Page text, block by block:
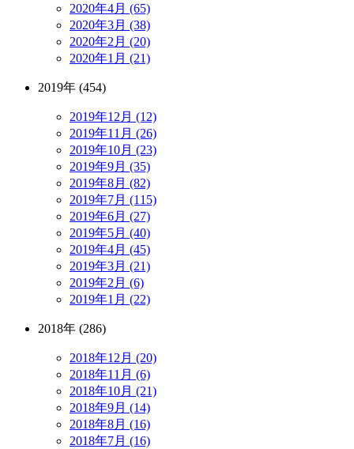
2020年4月 (65)
2020年3月 (38)
2020年2月 (20)
2020年1月 (21)
2019年 (454)
2019年12月 (12)
2019年11月 (26)
2019年10月 (23)
2019年9月 (35)
2019年8月 (82)
2019年7月 (115)
2019年6月 (27)
2019年5月 (40)
2019年4月 (45)
2019年3月 (21)
2019年2月 (6)
2019年1月 (22)
2018年 (286)
2018年12月 (20)
2018年11月 (6)
2018年10月 (21)
2018年9月 (14)
2018年8月 (16)
2018年7月 (16)